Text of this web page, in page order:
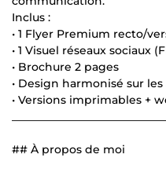
Inclus :
• 1 Flyer Premium recto/
• 1 Visuel réseaux sociaux
• Brochure 2 pages
• Design harmonisé sur
• Versions imprimables +
## À propos de moi